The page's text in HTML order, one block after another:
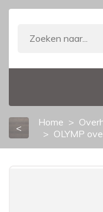
< Home
OLYMP